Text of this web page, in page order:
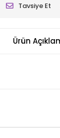
Tavsiye Et
Ürün